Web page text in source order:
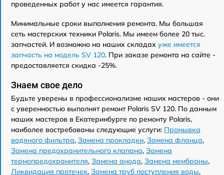
проведенных работ у нас имеется гарантия.
Минимальные сроки выполнения ремонта. Мы большая
сеть мастерских техники Polaris. Мы имеем более 20 тыс.
запчастей. И возможно на наших складах уже имеется
запчасть на модель SV 120. При заказе ремонта на сайте -
предоставляется скидка -25%.
Знаем свое дело
Будьте уверены в профессионализме наших мастеров - они
с уверенностью выполнят ремонт Polaris SV 120. По данным
наших мастеров в Екатеринбурге по ремонту Polaris,
наиболее востребованы следующие услуги: Промывка
водяного фильтра, Замена прокладки, Замена фланца,
Замена предохранительного клапана, Замена
термопредохранителя, Замена анода, Замена мембраны,
Ликвидация протечек, Замена труб поступления воды,